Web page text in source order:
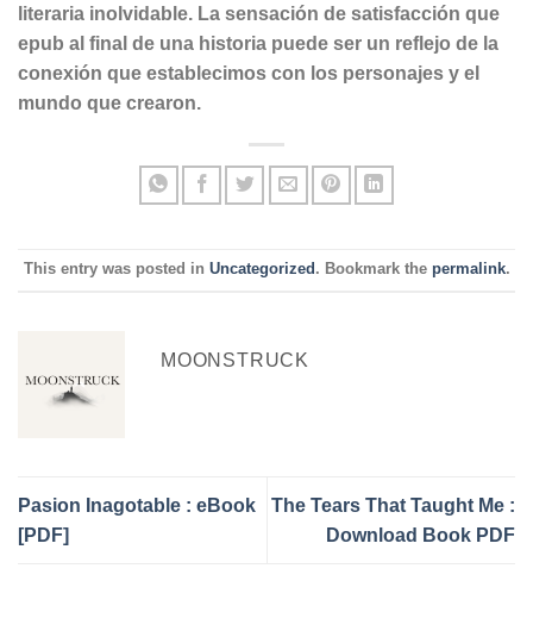
literaria inolvidable. La sensación de satisfacción que
epub al final de una historia puede ser un reflejo de la
conexión que establecimos con los personajes y el
mundo que crearon.
This entry was posted in Uncategorized . Bookmark the permalink.
MOONSTRUCK
Pasion Inagotable : eBook
[PDF]
The Tears That Taught Me :
Download Book PDF